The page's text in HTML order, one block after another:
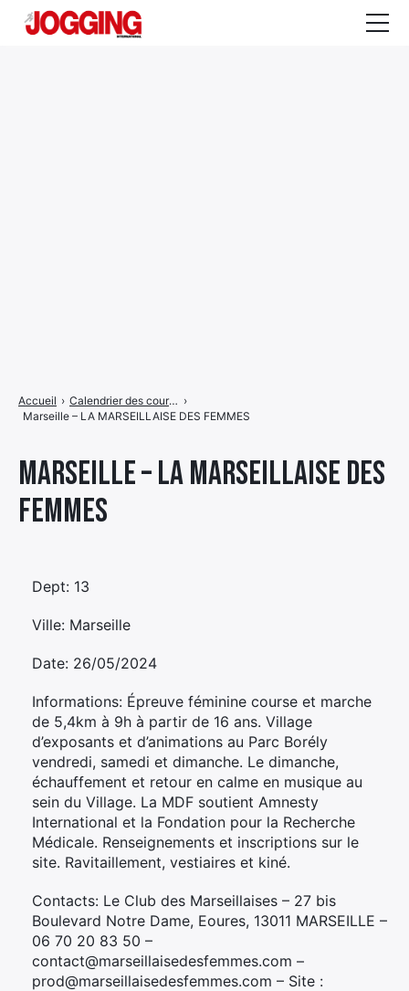
Marseille – LA MARSEILLAISE DES
FEMMES
Accueil › Calendrier des courses ›
Marseille – LA MARSEILLAISE DES FEMMES
Dept: 13
Ville: Marseille
Date: 26/05/2024
Informations: Épreuve féminine course et marche
de 5,4km à 9h à partir de 16 ans. Village
d’exposants et d’animations au Parc Borély
vendredi, samedi et dimanche. Le dimanche,
échauffement et retour en calme en musique au
sein du Village. La MDF soutient Amnesty
International et la Fondation pour la Recherche
Médicale. Renseignements et inscriptions sur le
site. Ravitaillement, vestiaires et kiné.
Contacts: Le Club des Marseillaises – 27 bis
Boulevard Notre Dame, Eoures, 13011 MARSEILLE –
06 70 20 83 50 –
contact@marseillaisedesfemmes.com –
prod@marseillaisedesfemmes.com – Site :
de
menu
Élément
de
Élément
de